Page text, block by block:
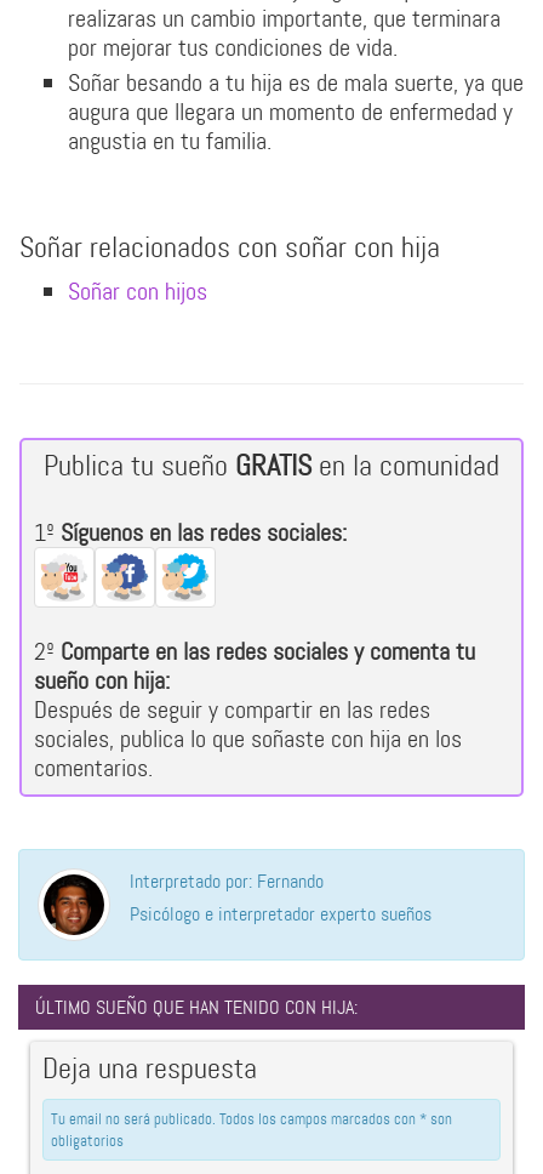
realizaras un cambio importante, que terminara
por mejorar tus condiciones de vida.
Soñar besando a tu hija es de mala suerte, ya que
augura que llegara un momento de enfermedad y
angustia en tu familia.
Soñar relacionados con soñar con hija
Soñar con hijos
Publica tu sueño GRATISen la comunidad
1º Síguenos en las redes sociales:
2º Comparte en las redes sociales y comenta tu
sueño con hija:
Después de seguir y compartir en las redes
sociales, publica lo que soñaste con hija en los
comentarios.
Interpretado por: Fernando
Psicólogo e interpretador experto sueños
ÚLTIMO SUEÑO QUE HAN TENIDO CON HIJA:
Deja una respuesta
Tu email no será publicado. Todos los campos marcados con * son
obligatorios